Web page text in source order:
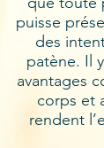
puisse
des
patène. Il
avantages
corps et
rendent